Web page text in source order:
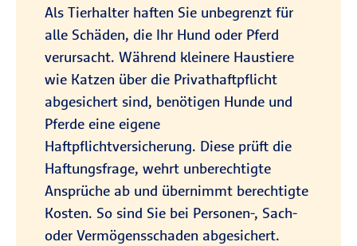
Deckhengsten, sowie der Einsatz von
landwirtschaftlichen Fahrzeugen.
Übernahme von Rechtskosten
Die Versicherung prüft im
Schadensfall die Haftungsfrage,
wehrt unberechtigte Ansprüche ab
und übernimmt bei berechtigten
Forderungen die
Entschädigungsleistungen sowie die
anfallenden Gerichts- und
Als Tierhalter haften Sie unbegrenzt für
alle Schäden, die Ihr Hund oder Pferd
verursacht. Während kleinere Haustiere
wie Katzen über die Privathaftpflicht
abgesichert sind, benötigen Hunde und
Pferde eine eigene
Haftpflichtversicherung. Diese prüft die
Haftungsfrage, wehrt unberechtigte
Ansprüche ab und übernimmt berechtigte
Kosten. So sind Sie bei Personen-, Sach-
oder Vermögensschaden abgesichert.